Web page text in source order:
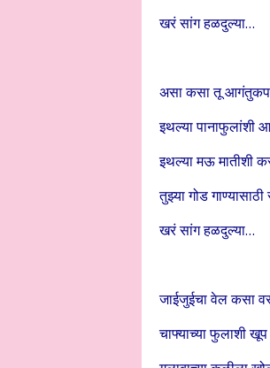
खरं सांग हळदुल्या…
असा कसा तू
इथल्या पानाफुलांशी
इथल्या मऊ मातीशी
तुझ्या गोड
खरं सांग हळदुल्या…
जाईजुईचा वेल कसा
चाफ्याच्या फुलाशी खूप